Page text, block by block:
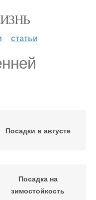
статьи
Посадки в августе
Посадка на
зимостойкость